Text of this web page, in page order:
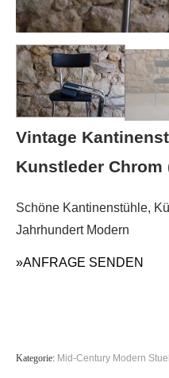
Vintage
Kunstleder Chrom
Schöne Kantinenstühle,
Jahrhundert Modern
»ANFRAGE SENDEN
Kategorie: Mid-Century Modern